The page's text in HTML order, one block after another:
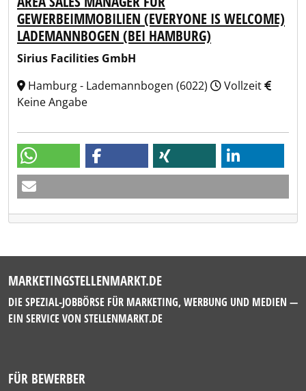
GEWERBEIMMOBILIEN (EVERYONE IS WELCOME)
LADEMANNBOGEN (BEI HAMBURG)
Sirius Facilities GmbH
Hamburg - Lademannbogen (6022)
Vollzeit
Keine Angabe
MARKETINGSTELLENMARKT.DE
DIE SPEZIAL-JOBBÖRSE FÜR MARKETING, WERBUNG UND MEDIEN —
EIN SERVICE VON STELLENMARKT.DE
FÜR BEWERBER